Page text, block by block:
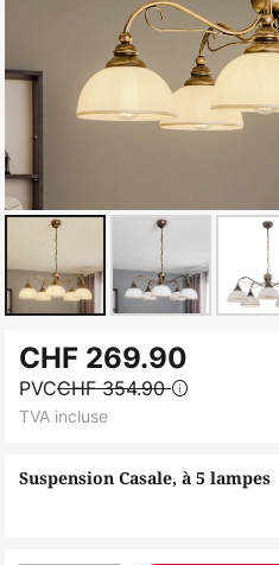
to
the
beginning
the
Suspension Casale, à 5 lampes
CHF 269.90
PVCCHF 354.90
TVA incluse